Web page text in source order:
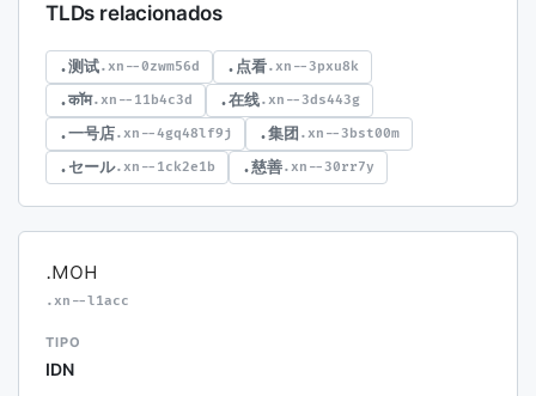
TLDs relacionados
.测试.xn--0zwm56d .点看.xn--3pxu8k
.कॉम.xn--11b4c3d .在线.xn--3ds443g
.一号店.xn--4gq48lf9j .集团 .xn--3bst00m
.セール.xn--1ck2e1b .慈善.xn--30rr7y
.мон
.xn--l1acc
TIPO
IDN